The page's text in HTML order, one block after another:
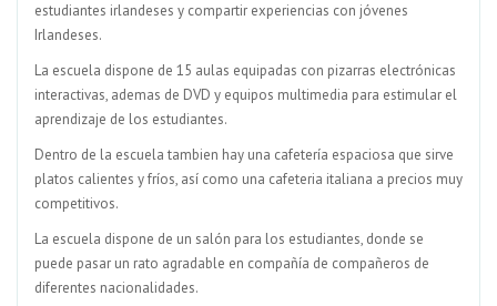
estudiantes irlandeses y compartir experiencias con jóvenes
Irlandeses.
La escuela dispone de 15 aulas equipadas con pizarras electrónicas
interactivas, ademas de DVD y equipos multimedia para estimular el
aprendizaje de los estudiantes.
Dentro de la escuela tambien hay una cafetería espaciosa que sirve
platos calientes y fríos, así como una cafeteria italiana a precios muy
competitivos.
La escuela dispone de un salón para los estudiantes, donde se
puede pasar un rato agradable en compañía de compañeros de
diferentes nacionalidades.